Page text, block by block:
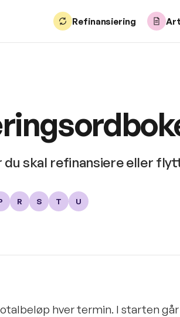
Refinansiering
du skal refinansiere eller
R S T U
hver termin. I starten